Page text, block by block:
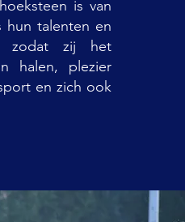
is van
hun talenten en
zodat zij het
halen, plezier
en zich ook